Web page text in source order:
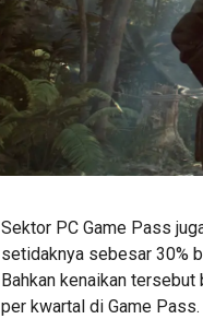
Sektor PC Game Pass
setidaknya sebesar 30%
Bahkan kenaikan
per kwartal di Game Pass.